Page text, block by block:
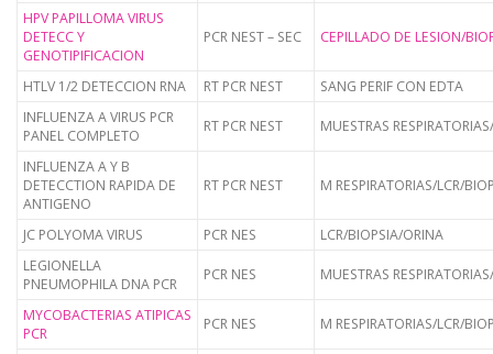
HPV PAPILLOMA VIRUS
DETECC Y
GENOTIPIFICACION
PCR NEST – SEC CEPILLADO DE LESION/
HTLV 1/2 DETECCION RNA RT PCR NEST
SANG PERIF CON EDTA
INFLUENZA A VIRUS PCR
PANEL COMPLETO
RT PCR NEST MUESTRAS
INFLUENZA A Y B
DETECCTION RAPIDA DE
ANTIGENO
RT PCR NEST M RESPIRATORIAS/LCR/
JC POLYOMA VIRUS PCR NES
LCR/BIOPSIA/ORINA
LEGIONELLA
PNEUMOPHILA DNA PCR
PCR NES MUESTRAS
MYCOBACTERIAS ATIPICAS
PCR
PCR NES M RESPIRATORIAS/LCR/